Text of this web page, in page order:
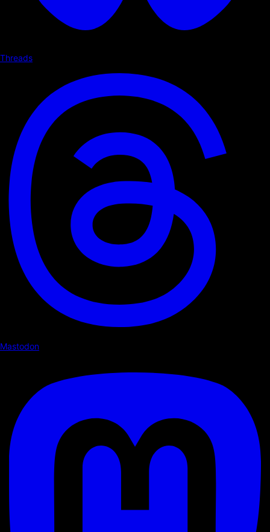
Threads
Mastodon